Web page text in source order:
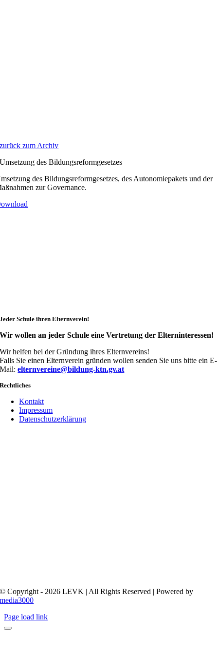
zurück zum Archiv
Umsetzung des Bildungsreformgesetzes
des Bildungsreformgesetzes, des Autonomiepakets und der
zur Governance.
Jeder Schule ihren Elternverein!
Wir wollen an jeder Schule eine Vertretung der Elterninteressen!
Wir helfen bei der Gründung ihres Elternvereins!
Falls Sie einen Elternverein gründen wollen senden Sie uns bitte ein E-
Mail:elternvereine@bildung-ktn.gv.at
Rechtliches
Kontakt
Impressum
Datenschutzerklärung
© Copyright - 2026 LEVK | All Rights Reserved | Powered by
media3000
Page load link